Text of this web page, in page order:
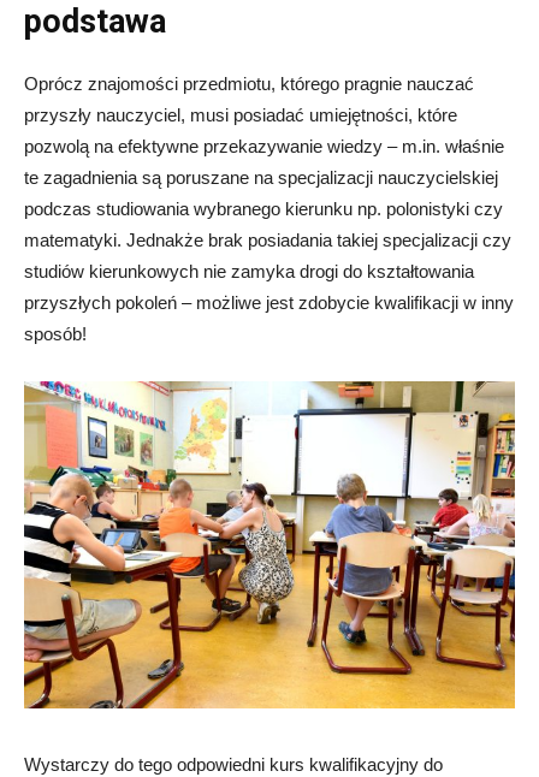
podstawa
Oprócz znajomości przedmiotu, którego pragnie nauczać
przyszły nauczyciel, musi posiadać umiejętności, które
pozwolą na efektywne przekazywanie wiedzy – m.in. właśnie
te zagadnienia są poruszane na specjalizacji nauczycielskiej
podczas studiowania wybranego kierunku np. polonistyki czy
matematyki. Jednakże brak posiadania takiej specjalizacji czy
studiów kierunkowych nie zamyka drogi do kształtowania
przyszłych pokoleń – możliwe jest zdobycie kwalifikacji w inny
sposób!
Wystarczy do tego odpowiedni kurs kwalifikacyjny do